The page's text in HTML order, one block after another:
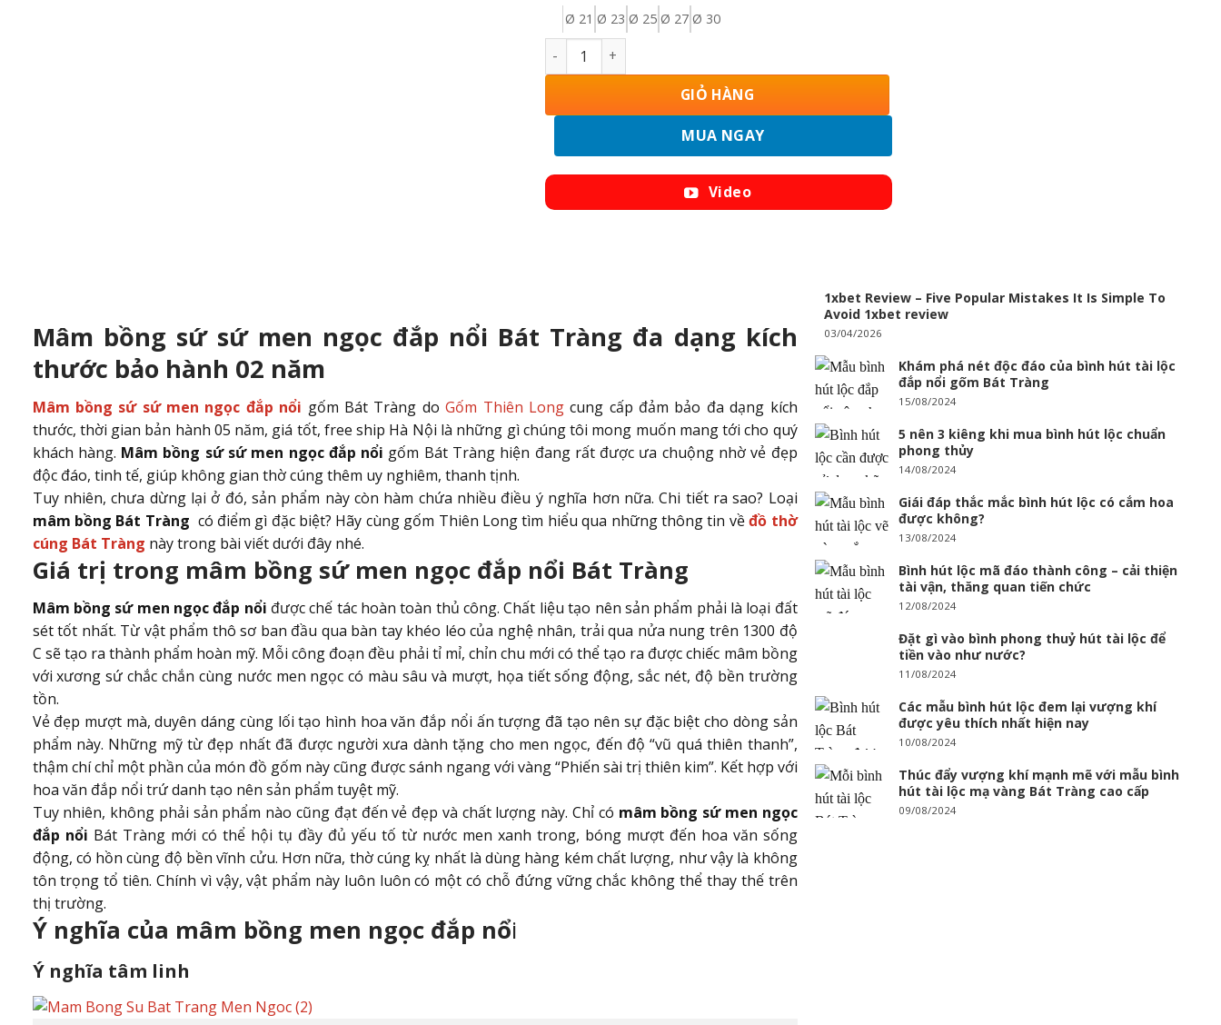
Ø 21 Ø 23 Ø 25 Ø 27 Ø 30
Mâm Bồng Sứ Bát Tràng Men Ngọc Đắp Rồng Phượng 230875 số lượng
GIỎ HÀNG
MUA NGAY
Video
Mâm bồng sứ sứ men ngọc đắp nổi Bát Tràng đa dạng kích
thước bảo hành 02 năm
Mâm bồng sứ sứ men ngọc đắp nổi gốm Bát Tràng doGốm Thiên Longcung cấp đảm bảo đa dạng kích
thước, thời gian bản hành 05 năm, giá tốt, free ship Hà Nội là những gì chúng tôi mong muốn mang tới cho quý
khách hàng. Mâm bồng sứ sứ men ngọc đắp nổi gốm Bát Tràng hiện đang rất được ưa chuộng nhờ vẻ đẹp
độc đáo, tinh tế, giúp không gian thờ cúng thêm uy nghiêm, thanh tịnh.
Tuy nhiên, chưa dừng lại ở đó, sản phẩm này còn hàm chứa nhiều điều ý nghĩa hơn nữa. Chi tiết ra sao? Loại
mâm bồng Bát Tràng có điểm gì đặc biệt? Hãy cùng gốm Thiên Long tìm hiểu qua những thông tin vềđồ thờ
cúng Bát Tràng này trong bài viết dưới đây nhé.
Giá trị trong mâm bồng sứ men ngọc đắp nổi Bát Tràng
Mâm bồng sứ men ngọc đắp nổi được chế tác hoàn toàn thủ công. Chất liệu tạo nên sản phẩm phải là loại đất
sét tốt nhất. Từ vật phẩm thô sơ ban đầu qua bàn tay khéo léo của nghệ nhân, trải qua nửa nung trên 1300 độ
C sẽ tạo ra thành phẩm hoàn mỹ. Mỗi công đoạn đều phải tỉ mỉ, chỉn chu mới có thể tạo ra được chiếc mâm bồng
với xương sứ chắc chắn cùng nước men ngọc có màu sâu và mượt, họa tiết sống động, sắc nét, độ bền trường
tồn.
Vẻ đẹp mượt mà, duyên dáng cùng lối tạo hình hoa văn đắp nổi ấn tượng đã tạo nên sự đặc biệt cho dòng sản
phẩm này. Những mỹ từ đẹp nhất đã được người xưa dành tặng cho men ngọc, đến độ “vũ quá thiên thanh”,
thậm chí chỉ một phần của món đồ gốm này cũng được sánh ngang với vàng “Phiến sài trị thiên kim”. Kết hợp với
hoa văn đắp nổi trứ danh tạo nên sản phẩm tuyệt mỹ.
Tuy nhiên, không phải sản phẩm nào cũng đạt đến vẻ đẹp và chất lượng này. Chỉ có mâm bồng sứ men ngọc
đắp nổi Bát Tràng mới có thể hội tụ đầy đủ yếu tố từ nước men xanh trong, bóng mượt đến hoa văn sống
động, có hồn cùng độ bền vĩnh cửu. Hơn nữa, thờ cúng kỵ nhất là dùng hàng kém chất lượng, như vậy là không
tôn trọng tổ tiên. Chính vì vậy, vật phẩm này luôn luôn có một có chỗ đứng vững chắc không thể thay thế trên
thị trường.
Ý nghĩa của mâm bồng men ngọc đắp nổi
Ý nghĩa tâm linh
1xbet Review – Five Popular Mistakes It Is Simple To
Avoid 1xbet review
03/04/2026
Khám phá nét độc đáo của bình hút tài lộc
đắp nổi gốm Bát Tràng
15/08/2024
5 nên 3 kiêng khi mua bình hút lộc chuẩn
phong thủy
14/08/2024
Giái đáp thắc mắc bình hút lộc có cắm hoa
được không?
13/08/2024
Bình hút lộc mã đáo thành công – cải thiện
tài vận, thăng quan tiến chức
12/08/2024
Đặt gì vào bình phong thuỷ hút tài lộc để
tiền vào như nước?
11/08/2024
Các mẫu bình hút lộc đem lại vượng khí
được yêu thích nhất hiện nay
10/08/2024
Thúc đẩy vượng khí mạnh mẽ với mẫu bình
hút tài lộc mạ vàng Bát Tràng cao cấp
09/08/2024